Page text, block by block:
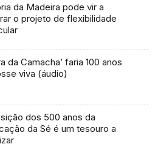
da Madeira pode vir a
o projeto de flexibilidade
da Camacha’ faria 100 anos
viva (áudio)
dos 500 anos da
da Sé é um tesouro a